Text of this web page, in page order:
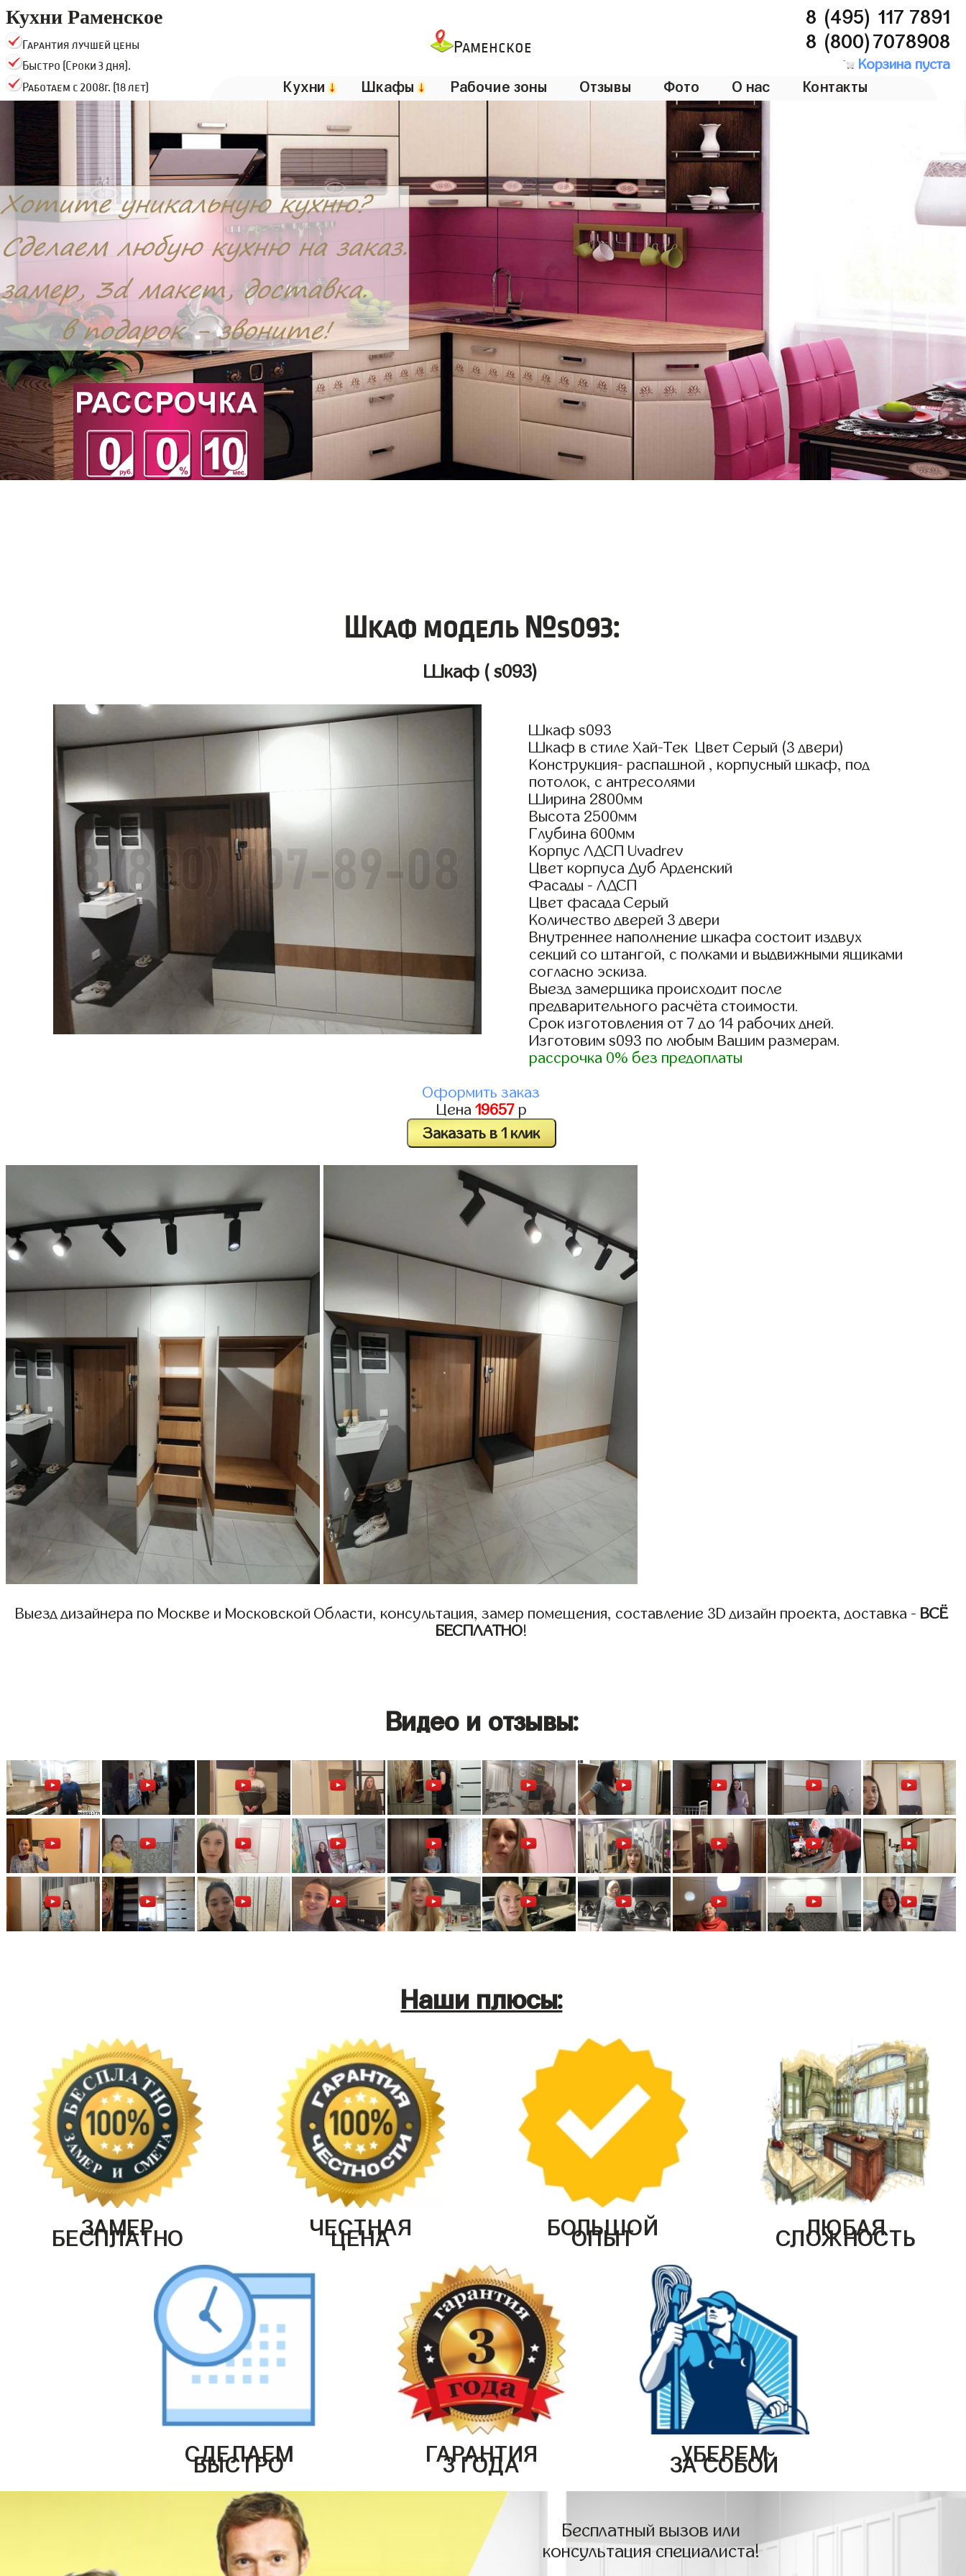
Кухни Раменское
Гарантия лучшей цены
Быстро (Сроки 3 дня).
Работаем с 2008г. (18 лет)
Раменское
8 (495) 117 7891
8 (800)7078908
Корзина пуста
Кухни↓ Шкафы↓ Рабочие зоны Отзывы Фото О нас Контакты
Шкаф модель №s093:
Шкаф ( s093)
Шкаф s093
Шкаф в стиле Хай-Тек Цвет Серый (3 двери)
Конструкция- распашной , корпусный шкаф, под
потолок, с антресолями
Ширина 2800мм
Высота 2500мм
Глубина 600мм
Корпус ЛДСП Uvadrev
Цвет корпуса Дуб Арденский
Фасады - ЛДСП
Цвет фасада Серый
Количество дверей 3 двери
Внутреннее наполнение шкафа состоит издвух
секций со штангой, с полками и выдвижными ящиками
согласно эскиза.
Выезд замерщика происходит после
предварительного расчёта стоимости.
Срок изготовления от 7 до 14 рабочих дней.
Изготовим s093 по любым Вашим размерам.
рассрочка 0% без предоплаты
Оформить заказ
Цена 19657р
Заказать в 1 клик
Выезд дизайнера по Москве и Московской Области, консультация, замер помещения, составление 3D дизайн проекта, доставка - ВСЁ
БЕСПЛАТНО!
Видео и отзывы:
Наши плюсы:
ЗАМЕР
БЕСПЛАТНО ЧЕСТНАЯ
ЦЕНА БОЛЬШОЙ
ОПЫТ ЛЮБАЯ
СЛОЖНОСТЬ
СДЕЛАЕМ
БЫСТРО ГАРАНТИЯ
3 ГОДА УБЕРЕМ
ЗА СОБОЙ
Бесплатный вызов или
консультация специалиста!